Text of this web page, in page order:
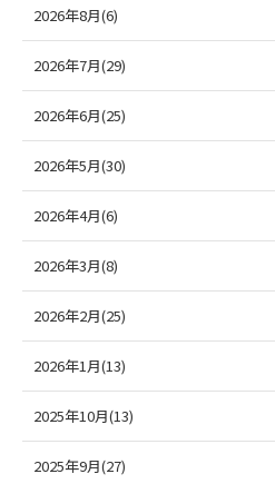
2026年8月(6)
2026年7月(29)
2026年6月(25)
2026年5月(30)
2026年4月(6)
2026年3月(8)
2026年2月(25)
2026年1月(13)
2025年10月(13)
2025年9月(27)